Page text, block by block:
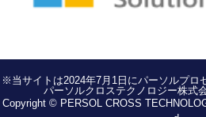
※当サイトは2024年7月1日にパーソルプロ
パーソルクロステクノロジー株式
Copyright © PERSOL CROSS